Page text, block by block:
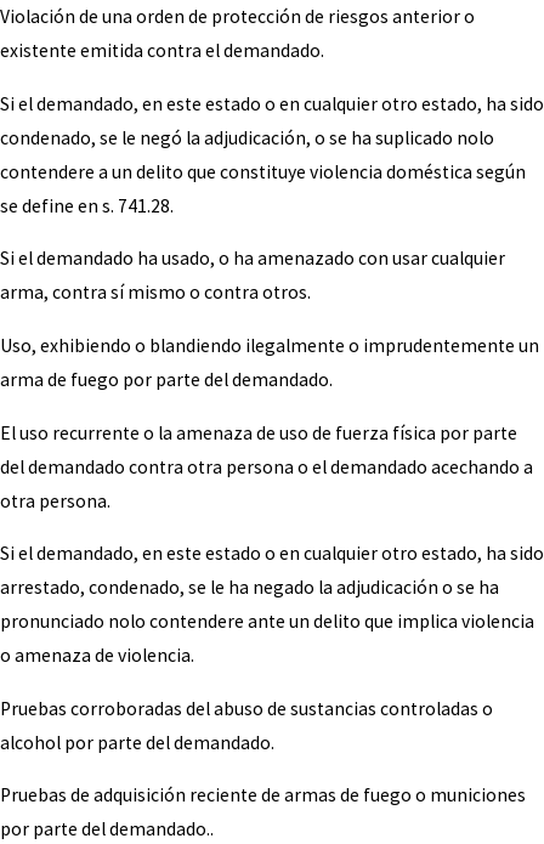
Violación de una orden de protección de riesgos anterior o
existente emitida contra el demandado.
Si el demandado, en este estado o en cualquier otro estado, ha sido
condenado, se le negó la adjudicación, o se ha suplicado nolo
contendere a un delito que constituye violencia doméstica según
se define en s. 741.28.
Si el demandado ha usado, o ha amenazado con usar cualquier
arma, contra sí mismo o contra otros.
Uso, exhibiendo o blandiendo ilegalmente o imprudentemente un
arma de fuego por parte del demandado.
El uso recurrente o la amenaza de uso de fuerza física por parte
del demandado contra otra persona o el demandado acechando a
otra persona.
Si el demandado, en este estado o en cualquier otro estado, ha sido
arrestado, condenado, se le ha negado la adjudicación o se ha
pronunciado nolo contendere ante un delito que implica violencia
o amenaza de violencia.
Pruebas corroboradas del abuso de sustancias controladas o
alcohol por parte del demandado.
Pruebas de adquisición reciente de armas de fuego o municiones
por parte del demandado..